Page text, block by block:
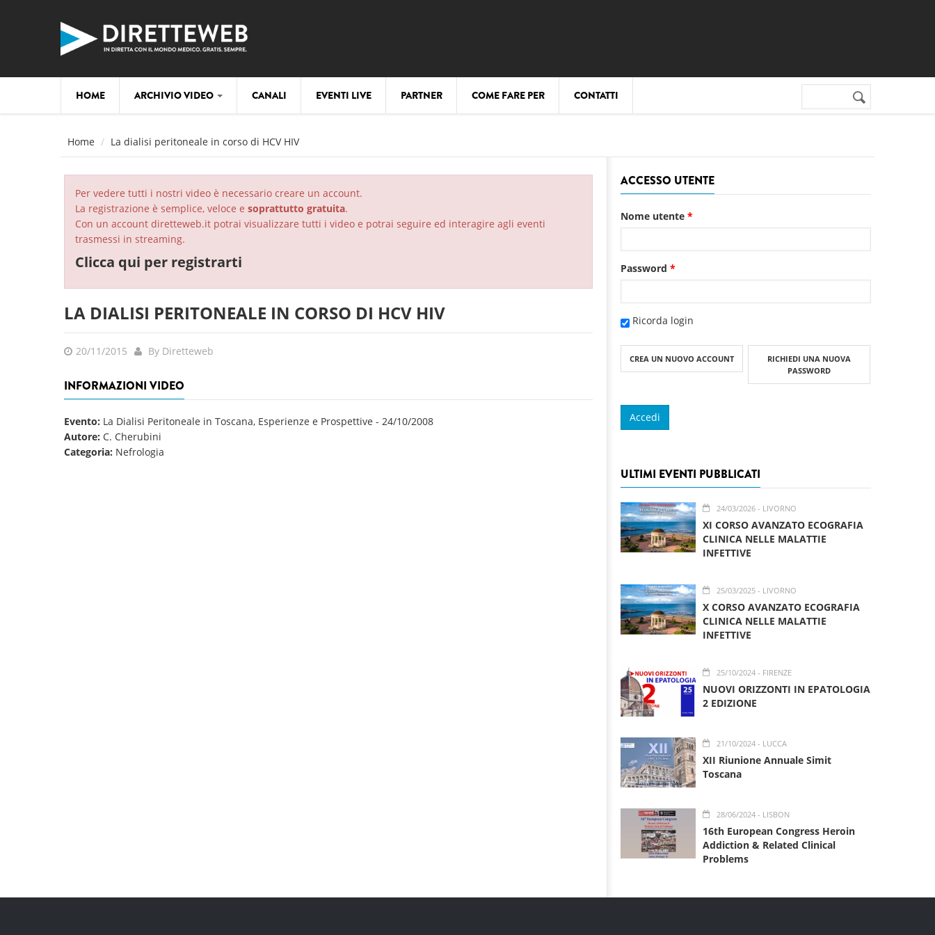
HOME ARCHIVIO VIDEO CANALI EVENTI LIVE PARTNER COME FARE PER CONTATTI Form di
Cerca nel sito
Home La dialisi peritoneale in corso di HCV HIV
Per vedere tutti i nostri video è necessario creare un account.
La registrazione è semplice, veloce e soprattutto gratuita.
Con un account diretteweb.it potrai visualizzare tutti i video e potrai seguire ed interagire agli eventi
trasmessi in streaming.
Clicca qui per registrarti
LA DIALISI PERITONEALE IN CORSO DI HCV HIV
20/11/2015 By Diretteweb
INFORMAZIONI VIDEO
Evento: La Dialisi Peritoneale in Toscana, Esperienze e Prospettive - 24/10/2008
Autore: C. Cherubini
Categoria: Nefrologia
ACCESSO UTENTE
Nome utente *
Password *
Ricorda login
CREA UN NUOVO ACCOUNT
RICHIEDI UNA NUOVA
PASSWORD
ULTIMI EVENTI PUBBLICATI
24/03/2026- LIVORNO
XI CORSO AVANZATO ECOGRAFIA
CLINICA NELLE MALATTIE
INFETTIVE
25/03/2025- LIVORNO
X CORSO AVANZATO ECOGRAFIA
CLINICA NELLE MALATTIE
INFETTIVE
25/10/2024- FIRENZE
NUOVI ORIZZONTI IN EPATOLOGIA
2 EDIZIONE
21/10/2024- LUCCA
XII Riunione Annuale Simit
Toscana
28/06/2024- LISBON
16th European Congress Heroin
Addiction & Related Clinical
Problems